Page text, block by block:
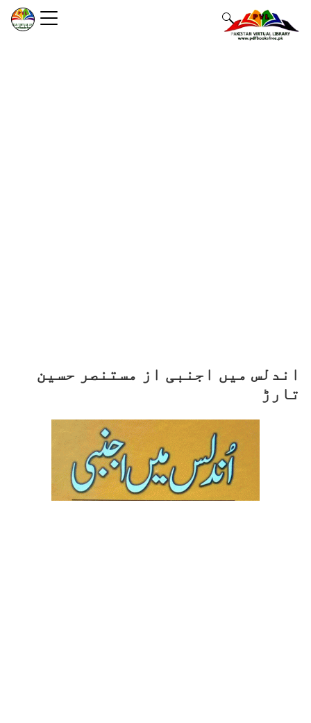
اندلس میں اجنبی از مستنصر حسین
تارڑ